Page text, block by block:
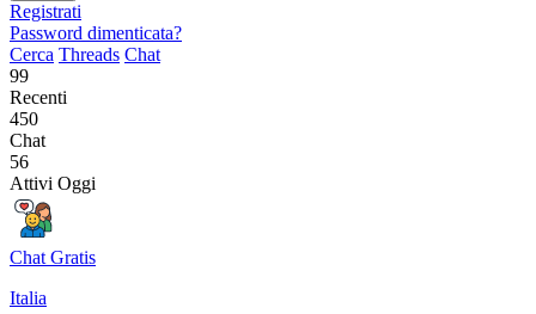
Registrati
Password dimenticata?
Cerca Threads Chat
99
Recenti
450
Chat
56
Attivi Oggi
Chat Gratis
Italia